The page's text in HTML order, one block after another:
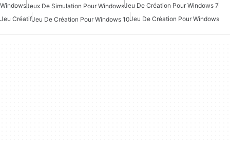
WindowsJeux De Simulation Pour WindowsJeu De Création Pour Windows 7
Jeu CréatifJeu De Création Pour Windows 10Jeu De Création Pour Windows